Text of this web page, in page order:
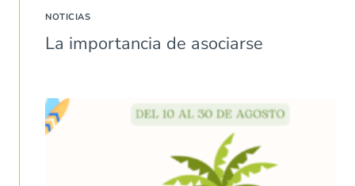
NOTICIAS
La importancia de asociarse